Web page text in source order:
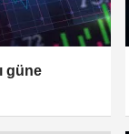
güne